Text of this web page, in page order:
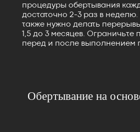
процедуры обертывания
достаточно 2-3 раз в
также нужно делать
1,5 до 3 месяцев.
перед и после выполнением
Обертывание на